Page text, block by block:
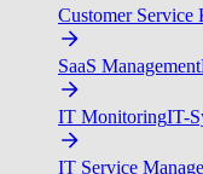
Customer Service
SaaS Management
IT MonitoringIT-
IT Service